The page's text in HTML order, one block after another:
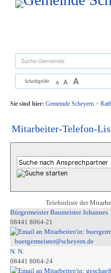
Zum Inhalt, zur Navigationoder zur
Schriftgröße A A A
Sie sind hier: Gemeinde Scheyern>
Mitarbeiter-Telefon-
Telefonliste der
Bürgermeister Baumeister Johannes
08441 8064-21
buergermeister@scheyern.de
N. N.
08441 8064-24